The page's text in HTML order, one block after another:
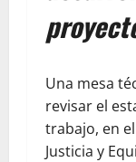
Una mesa
revisar el
trabajo, en
Justicia y